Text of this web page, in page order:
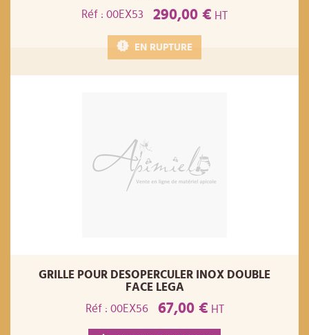
Réf : 00EX53
290,00 € HT
EN RUPTURE
GRILLE POUR DESOPERCULER INOX DOUBLE
FACE LEGA
Réf : 00EX56
67,00 € HT